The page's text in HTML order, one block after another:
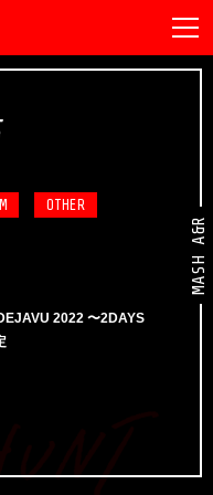
MASH A&R
OTHER
2022 〜2DAYS